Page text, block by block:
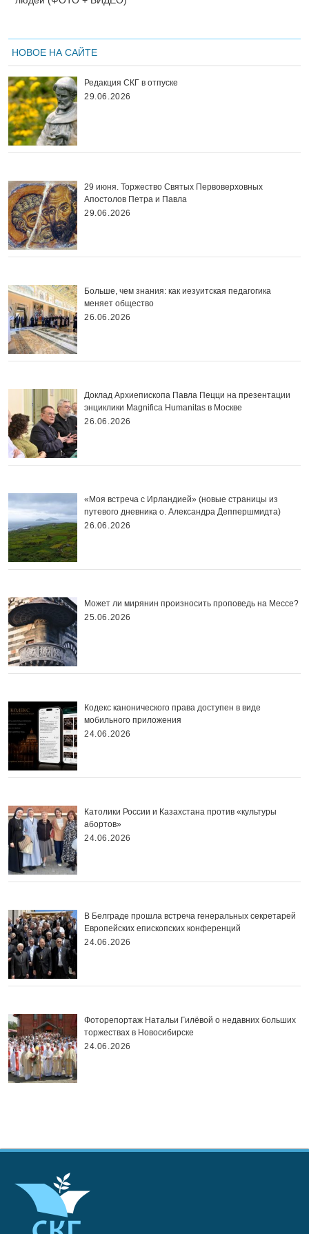
НОВОЕ НА САЙТЕ
Редакция СКГ в отпуске
29.06.2026
29 июня. Торжество Святых Первоверховных
Апостолов Петра и Павла
29.06.2026
Больше, чем знания: как иезуитская педагогика
меняет общество
26.06.2026
Доклад Архиепископа Павла Пецци на презентации
энциклики Magnifica Нumanitas в Москве
26.06.2026
«Моя встреча с Ирландией» (новые страницы из
путевого дневника о. Александра Деппершмидта)
26.06.2026
Может ли мирянин произносить проповедь на Мессе?
25.06.2026
Кодекс канонического права доступен в виде
мобильного приложения
24.06.2026
Католики России и Казахстана против «культуры
абортов»
24.06.2026
В Белграде прошла встреча генеральных секретарей
Европейских епископских конференций
24.06.2026
Фоторепортаж Натальи Гилёвой о недавних больших
торжествах в Новосибирске
24.06.2026